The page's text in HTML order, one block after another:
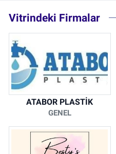
Vitrindeki Firmalar
ATABOR PLASTİK
GENEL